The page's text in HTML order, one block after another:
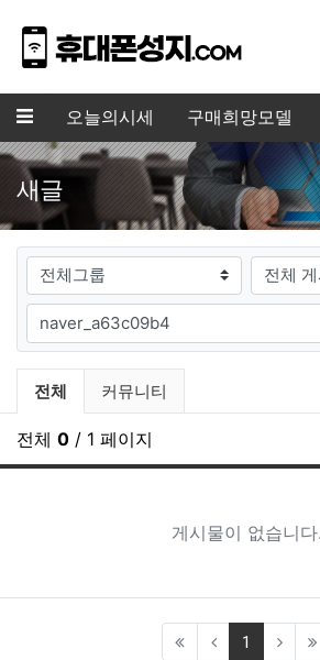
메뉴 오늘의시세 구매희망모델
새글
게시판그룹 검색대상
검색어 필수
전체게시물 그룹 목록
전체 커뮤니티
전체 0 / 1 페이지
게시물이 없습니다.
1 (current)